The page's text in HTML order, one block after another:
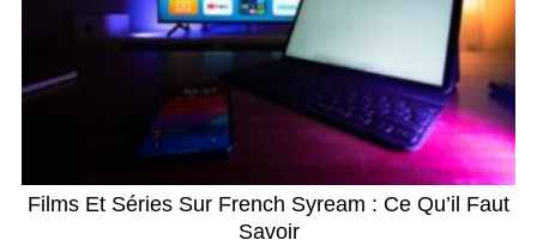
Films Et Séries Sur French Syream : Ce Qu’il Faut
Savoir